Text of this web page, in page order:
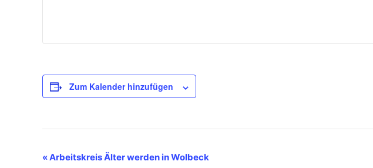
Zum Kalender hinzufügen
«Arbeitskreis Älter werden in Wolbeck